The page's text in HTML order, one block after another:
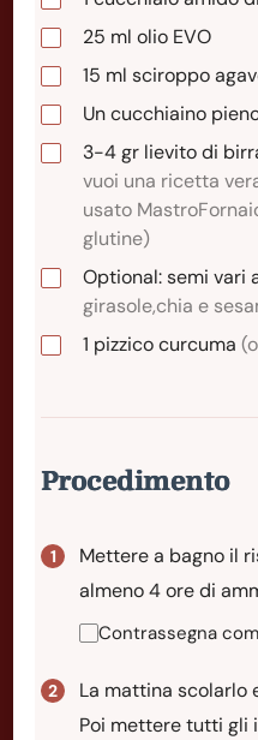
25 ml olio EVO
15 ml sciroppo
Un cucchiaino
3-4gr lievito di
vuoi una ricetta
usato
glutine)
Optional: semi vari
girasole,chia e
1 pizzicocurcuma
Procedimento
Mettere a bagno il
almeno 4 ore di
Contrassegna
La mattina scolarlo
Poi mettere tutti gli